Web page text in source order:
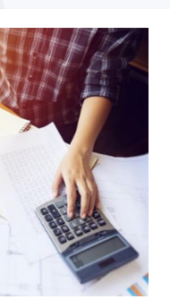
Inail 2020/